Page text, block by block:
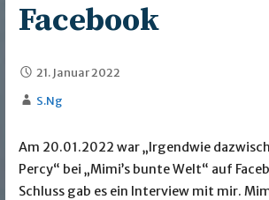
Facebook
21. Januar 2022
S.Ng
Am 20.01.2022 war „Irgendwie
Percy“ bei „Mimi’s bunte Welt“ auf
Schluss gab es ein Interview mit mir.